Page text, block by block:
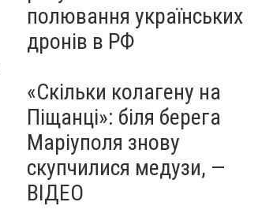
полювання українських
дронів в РФ
«Скільки колагену на
Піщанці»: біля берега
Маріуполя знову
скупчилися медузи, —
ВІДЕО